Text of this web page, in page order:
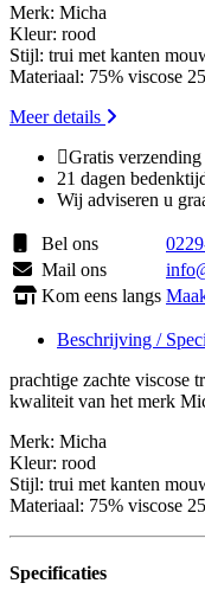
Merk: Micha
Kleur: rood
Stijl: trui met kanten
Materiaal: 75% viscose
Meer details
Gratis
21 dagen
Wij adviseren u
Bel ons
Mail ons
Kom eens langs
Beschrijving /
prachtige zachte viscose
kwaliteit van het merk
Merk: Micha
Kleur: rood
Stijl: trui met kanten
Materiaal: 75% viscose
Specificaties